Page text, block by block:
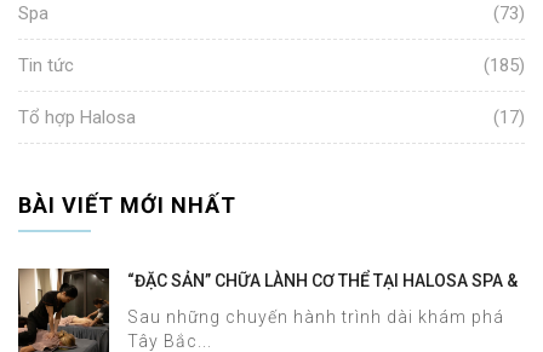
Spa (73)
Tin tức (185)
Tổ hợp Halosa (17)
BÀI VIẾT MỚI NHẤT
“ĐẶC SẢN” CHỮA LÀNH CƠ THỂ TẠI HALOSA SPA &
Sau những chuyến hành trình dài khám phá
Tây Bắc...